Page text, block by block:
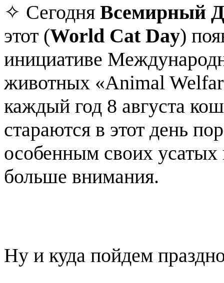
✧ Сегодня Всемирный
этот (World Cat Day)
инициативе
животных «Animal
каждый год 8 августа
стараются в этот день
особенным своих
больше внимания.
Ну и куда пойдем